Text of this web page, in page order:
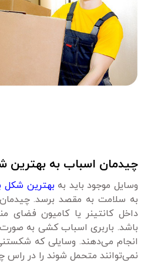
چیدمان اسباب به بهترین
وسایل موجود باید به بهترین شکل
به سلامت به مقصد برسد.
داخل کانتینر یا کامیون فضای
باشد. باربری اسباب کشی به صورت
انجام می‌دهند. وسایلی که
نمی‌توانند متحمل شوند را در راس